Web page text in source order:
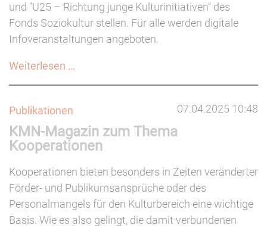
und "U25 – Richtung junge Kulturinitiativen" des
Fonds Soziokultur stellen. Für alle werden digitale
Infoveranstaltungen angeboten.
Weiterlesen …
Projekten
und
(bis
02.05.2025)
07.04.2025 10:48
Publikationen
KMN-Magazin zum Thema
Kooperationen
Kooperationen bieten besonders in Zeiten veränderter
Förder- und Publikumsansprüche oder des
Personalmangels für den Kulturbereich eine wichtige
Basis. Wie es also gelingt, die damit verbundenen